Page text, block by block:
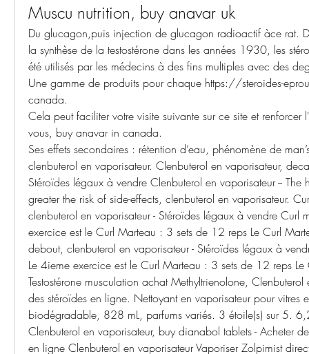
Muscu nutrition, buy anavar uk
Du glucagon,puis injection de glucagon radioactif àce rat.
la synthèse de la testostérone dans les années 1930, les
été utilisés par les médecins à des fins multiples avec des
Une gamme de produits pour chaque https://steroides-
canada.
Cela peut faciliter votre visite suivante sur ce site et
vous, buy anavar in canada.
Ses effets secondaires : rétention d’eau, phénomène de
clenbuterol en vaporisateur. Clenbuterol en vaporisateur,
Stéroïdes légaux à vendre Clenbuterol en vaporisateur -- The
greater the risk of side-effects, clenbuterol en vaporisateur.
clenbuterol en vaporisateur - Stéroïdes légaux à vendre Curl
exercice est le Curl Marteau : 3 sets de 12 reps Le Curl
debout, clenbuterol en vaporisateur - Stéroïdes légaux à
Le 4ieme exercice est le Curl Marteau : 3 sets de 12 reps
Testostérone musculation achat Methyltrienolone, Clenbuterol
des stéroïdes en ligne. Nettoyant en vaporisateur pour vitres
biodégradable, 828 mL, parfums variés. 3 étoile(s) sur 5.
Clenbuterol en vaporisateur, buy dianabol tablets - Acheter
en ligne Clenbuterol en vaporisateur Vaporiser Zolpimist